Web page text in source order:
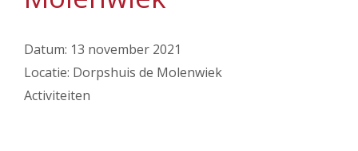
Datum: 13 november 2021
Locatie: Dorpshuis de Molenwiek
Activiteiten